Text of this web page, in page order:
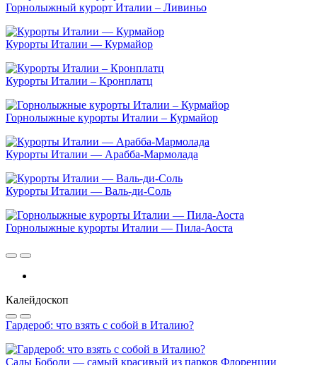
Горнолыжный курорт Италии – Ливиньо
Курорты Италии — Курмайор
Курорты Италии – Кронплатц
Горнолыжные курорты Италии – Курмайор
Курорты Италии — Арабба-Мармолада
Курорты Италии — Валь-ди-Соль
Горнолыжные курорты Италии — Пила-Аоста
Калейдоскоп
Гардероб: что взять с собой в Италию?
Сады Боболи — самый красивый из парков Флоренции